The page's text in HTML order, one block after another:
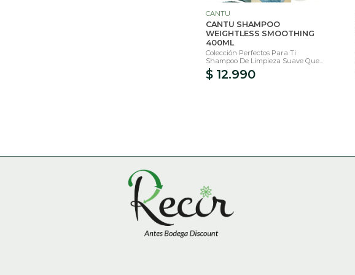
CANTU
CANTU SHAMPOO
WEIGHTLESS SMOOTHING
400ML
Colección Perfectos Para Ti
Shampoo De Limpieza Suave Que...
$ 12.990